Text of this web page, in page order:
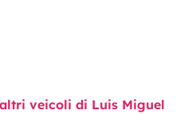
veicoli di Luis Miguel